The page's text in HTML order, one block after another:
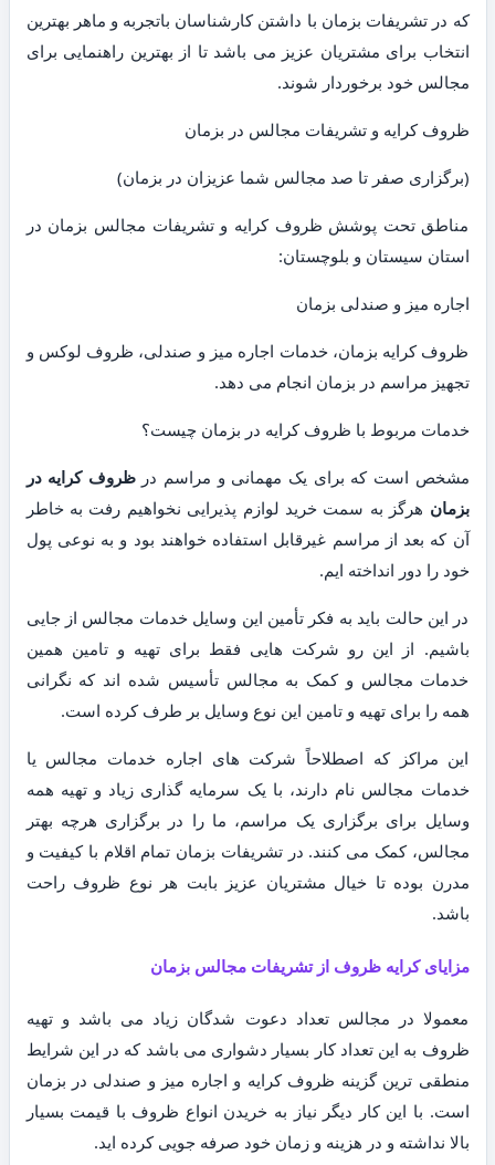
که در تشریفات بزمان با داشتن کارشناسان باتجربه و ماهر بهترین
انتخاب برای مشتریان عزیز می باشد تا از بهترین راهنمایی برای
مجالس خود برخوردار شوند.
ظروف کرایه و تشریفات مجالس در بزمان
(برگزاری صفر تا صد مجالس شما عزیزان در بزمان)
مناطق تحت پوشش ظروف کرایه و تشریفات مجالس بزمان در
استان سیستان و بلوچستان:
اجاره میز و صندلی بزمان
ظروف کرایه بزمان، خدمات اجاره میز و صندلی، ظروف لوکس و
تجهیز مراسم در بزمان انجام می دهد.
خدمات مربوط با ظروف کرایه در بزمان چیست؟
مشخص است که برای یک مهمانی و مراسم درظروف کرایه در
بزمان هرگز به سمت خرید لوازم پذیرایی نخواهیم رفت به خاطر
آن که بعد از مراسم غیرقابل استفاده خواهند بود و به نوعی پول
خود را دور انداخته ایم.
در این حالت باید به فکر تأمین این وسایل خدمات مجالس از جایی
باشیم. از این رو شرکت هایی فقط برای تهیه و تامین همین
خدمات مجالس و کمک به مجالس تأسیس شده اند که نگرانی
همه را برای تهیه و تامین این نوع وسایل بر طرف کرده است.
این مراکز که اصطلاحاً شرکت های اجاره خدمات مجالس یا
خدمات مجالس نام دارند، با یک سرمایه گذاری زیاد و تهیه همه
وسایل برای برگزاری یک مراسم، ما را در برگزاری هرچه بهتر
مجالس، کمک می کنند. در تشریفات بزمان تمام اقلام با کیفیت و
مدرن بوده تا خیال مشتریان عزیز بابت هر نوع ظروف راحت
باشد.
مزایای کرایه ظروف از تشریفات مجالس بزمان
معمولا در مجالس تعداد دعوت شدگان زیاد می باشد و تهیه
ظروف به این تعداد کار بسیار دشواری می باشد که در این شرایط
منطقی ترین گزینه ظروف کرایه و اجاره میز و صندلی در بزمان
است. با این کار دیگر نیاز به خریدن انواع ظروف با قیمت بسیار
بالا نداشته و در هزینه و زمان خود صرفه جویی کرده اید.